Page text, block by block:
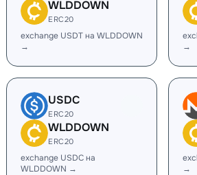
WLDDOWN
ERC20
exchange USDT на WLDDOWN
→
→
USDC
ERC20
WLDDOWN
ERC20
exchange USDC на
WLDDOWN →
→